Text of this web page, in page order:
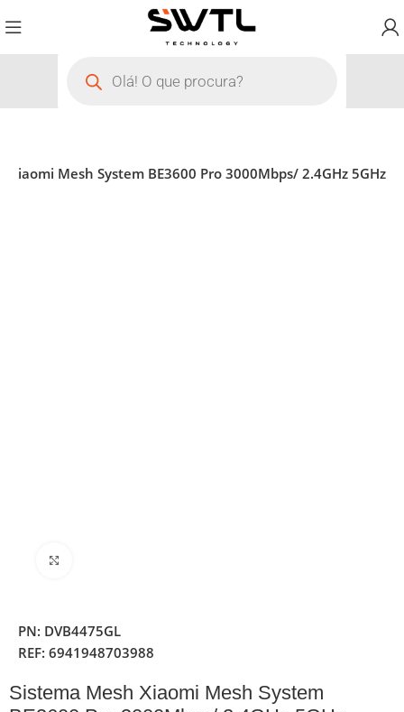
Xiaomi Mesh System BE3600 Pro 3000Mbps/ 2.4GHz 5GHz
PN: DVB4475GL
REF:6941948703988
Sistema Mesh Xiaomi Mesh System